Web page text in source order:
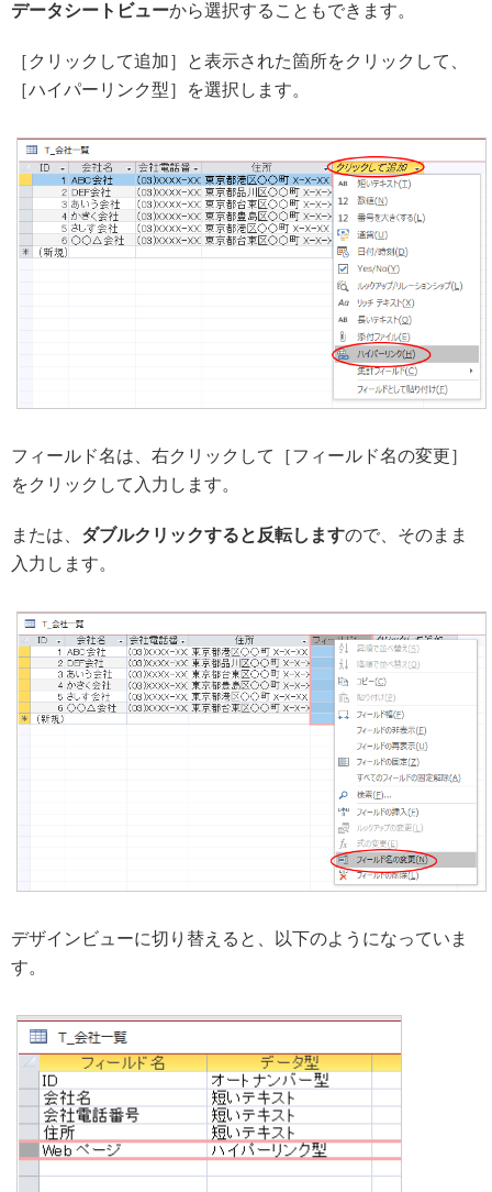
データシートビューから選択することもできます。
［クリックして追加］と表示された箇所をクリックして、
［ハイパーリンク型］を選択します。
フィールド名は、右クリックして［フィールド名の変更］
をクリックして入力します。
または、 ダブルクリックすると反転しますので、そのまま
入力します。
デザインビューに切り替えると、以下のようになっていま
す。